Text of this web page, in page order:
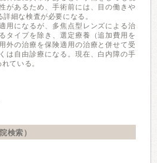
があるため、手術前には、目の働きや
細な検査が必要になる。
用になるが、多焦点型レンズによる治
タイプを除き、選定療養（追加費用を
外の治療を保険適用の治療と併せて受
は自由診療になる。現在、白内障の手
ている。
検索）